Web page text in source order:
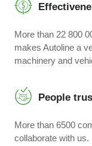
More than 22 800
makes Autoline a
machinery and
People
More than 6500
collaborate with us.